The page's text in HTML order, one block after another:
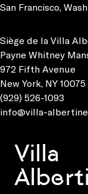
San Francisco,
Siège de la Villa
Payne Whitney
972 Fifth Avenue
New York, NY 10075
(929) 526-1093
info@villa-
Villa